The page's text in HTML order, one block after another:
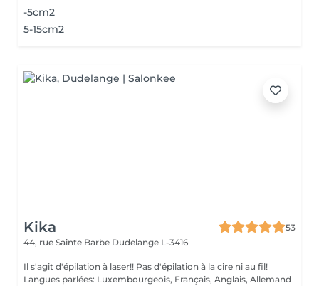
-5cm2
5-15cm2
Kika
53
44, rue Sainte Barbe Dudelange L-3416
Il s'agit d'épilation à laser!! Pas d'épilation à la cire ni au fil!
Langues parlées: Luxembourgeois, Français, Anglais, Allemand